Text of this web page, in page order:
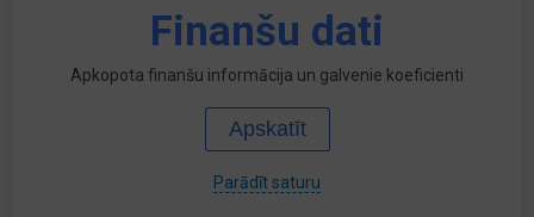
Finanšu dati
Apkopota finanšu informācija un galvenie koeficienti
Apskatīt
Parādīt saturu